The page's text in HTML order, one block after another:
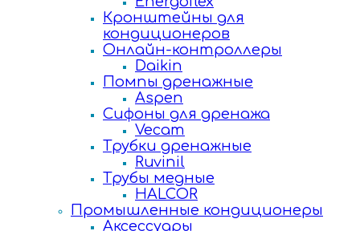
Кронштейны для
кондиционеров
Онлайн-контроллеры
Daikin
Помпы дренажные
Aspen
Сифоны для дренажа
Vecam
Трубки дренажные
Ruvinil
Трубы медные
HALCOR
Промышленные кондиционеры
Аксессуары